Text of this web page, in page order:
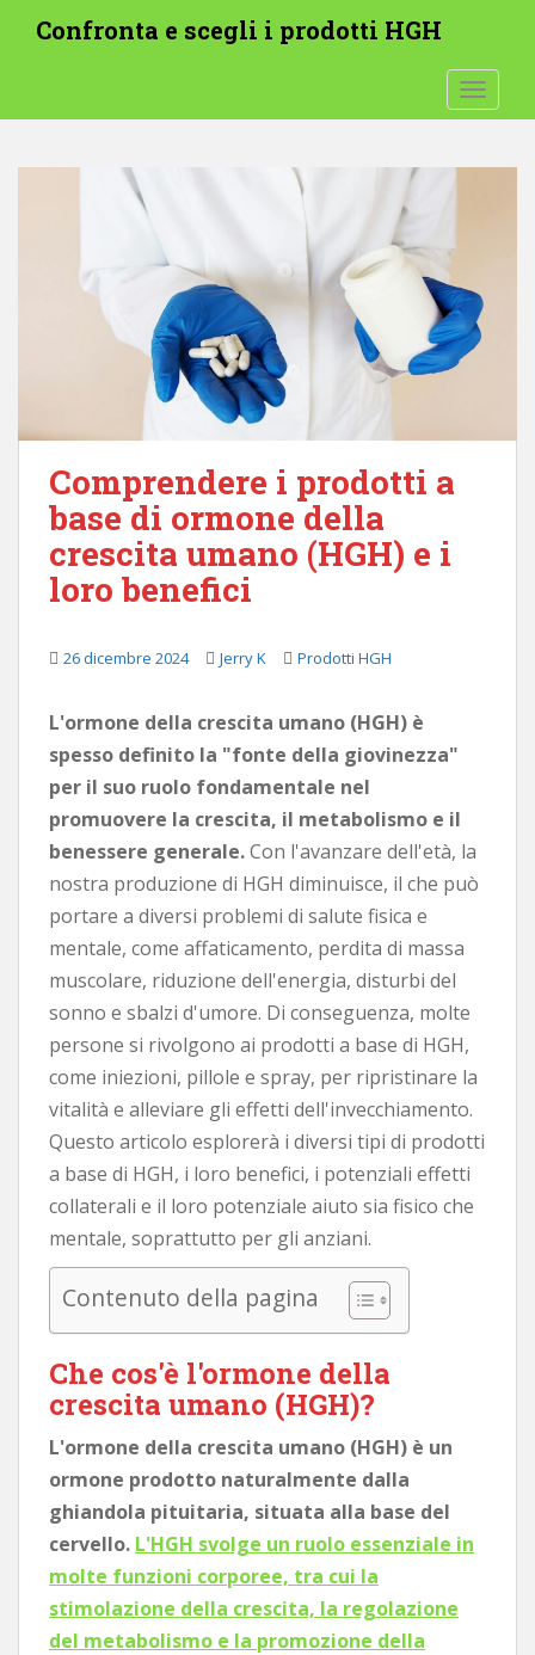
l
Confronta e scegli i prodotti HGH
Comprendere i prodotti a
base di ormone della
crescita umano (HGH) e i
loro benefici
26 dicembre 2024 Jerry K Prodotti HGH
L'ormone della crescita umano (HGH) è
spesso definito la "fonte della giovinezza"
per il suo ruolo fondamentale nel
promuovere la crescita, il metabolismo e il
benessere generale.Con l'avanzare dell'età, la
nostra produzione di HGH diminuisce, il che può
portare a diversi problemi di salute fisica e
mentale, come affaticamento, perdita di massa
muscolare, riduzione dell'energia, disturbi del
sonno e sbalzi d'umore. Di conseguenza, molte
persone si rivolgono ai prodotti a base di HGH,
come iniezioni, pillole e spray, per ripristinare la
vitalità e alleviare gli effetti dell'invecchiamento.
Questo articolo esplorerà i diversi tipi di prodotti
a base di HGH, i loro benefici, i potenziali effetti
collaterali e il loro potenziale aiuto sia fisico che
mentale, soprattutto per gli anziani.
Contenuto della pagina
Che cos'è l'ormone della
crescita umano (HGH)?
L'ormone della crescita umano (HGH) è un
ormone prodotto naturalmente dalla
ghiandola pituitaria, situata alla base del
cervello. L'HGH svolge un ruolo essenziale in
molte funzioni corporee, tra cui la
stimolazione della crescita, la regolazione
del metabolismo e la promozione della